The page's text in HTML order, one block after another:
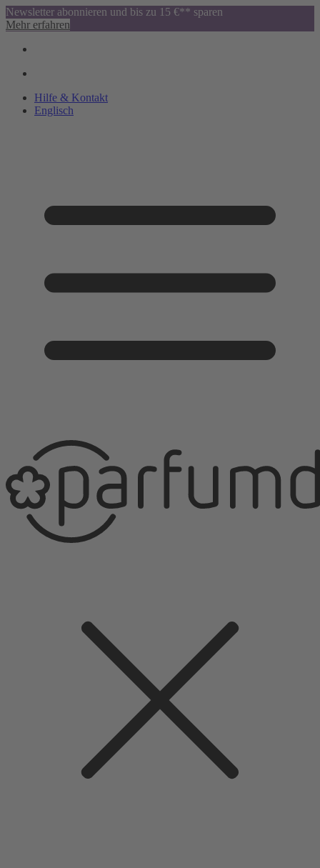
Newsletter abonnieren und bis zu 15 €** sparen
Mehr erfahren
Hilfe & Kontakt
Englisch